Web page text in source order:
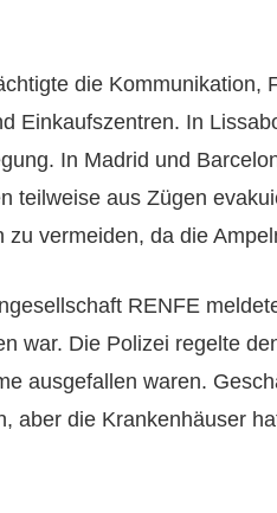
die Kommunikation,
Einkaufszentren. In
In Madrid und
teilweise aus Zügen
zu vermeiden, da die
RENFE
war. Die Polizei regelte
ausgefallen waren.
aber die Krankenhäuser